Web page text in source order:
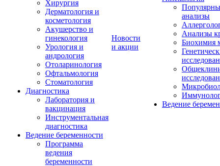
Хирургия
Дерматология и
косметология
Акушерство и
гинекология
Урология и
андрология
Отоларинология
Офтальмология
Стоматология
Диагностика
Лаборатория и
вакцинация
Инструментальная
диагностика
Ведение беременности
Программа
ведения
беременности
Новости
и акции
анализы
Анализы
Биохимия
Ведение